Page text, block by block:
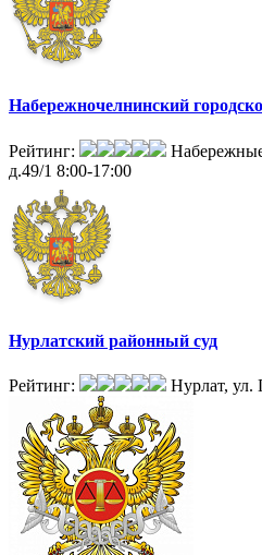
Набережночелнинский
Рейтинг:
д.49/1 8:00-17:00
Нурлатский районный суд
Рейтинг: Нурлат, ул.